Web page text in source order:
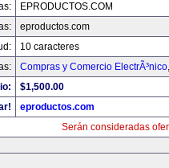
EPRODUCTOS.COM
eproductos.com
10 caracteres
Compras y Comercio ElectrÃ³nico
$1,500.00
eproductos.com
Serán consideradas